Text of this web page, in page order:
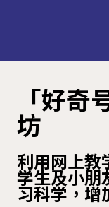
「好
坊
利用网上教
学生及小朋
习科学，增